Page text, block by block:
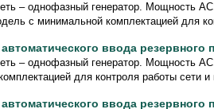
– однофазный генератор. Мощность
с минимальной комплектацией для
ввода
– однофазный генератор. Мощность
для контроля работы сети и
ввода резервного